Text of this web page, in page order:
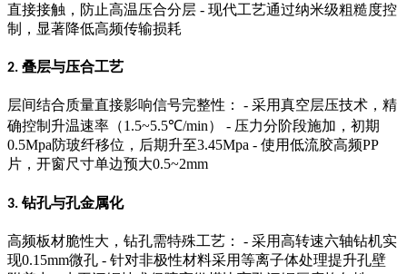
直接接触，防止高温压合分层 - 现代工艺通过纳米级粗糙度控
制，显著降低高频传输损耗
2. 叠层与压合工艺
层间结合质量直接影响信号完整性： - 采用真空层压技术，精
确控制升温速率（1.5~5.5℃/min） - 压力分阶段施加，初期
0.5Mpa防玻纤移位，后期升至3.45Mpa - 使用低流胶高频PP
片，开窗尺寸单边预大0.5~2mm
3.钻孔与孔金属化
高频板材脆性大，钻孔需特殊工艺： - 采用高转速六轴钻机实
现0.15mm微孔 - 针对非极性材料采用等离子体处理提升孔壁